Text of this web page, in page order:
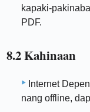
kapaki-
PDF.
8.2 Kahinaan
Internet
nang offline,